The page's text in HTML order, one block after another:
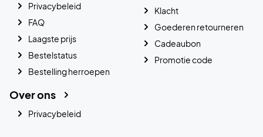
Privacybeleid
FAQ
Laagste prijs
Bestelstatus
Bestelling herroepen
Klacht
Goederen retourneren
Cadeaubon
Promotie code
Over ons
Privacybeleid